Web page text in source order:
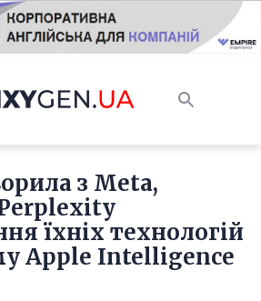
з Meta,
їхніх технологій
Apple Intelligence